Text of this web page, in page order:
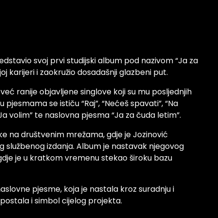
svoj prvi studijski album pod nazivom “Ja za
karijeri i zaokružio dosadašnji glazbeni put.
ranije objavljene singlove koji su mu posljednjih
se ističu “Raj”, “Nećeš spavati”, “Na
volim” te naslovna pjesma “Ja za čuda letim”.
na društvenim mrežama, gdje je Jozinović
izdanja. Album je nastavak njegovog
je u kratkom vremenu stekao široku bazu
pjesme, koja je nastala kroz suradnju i
i simbol cijelog projekta.